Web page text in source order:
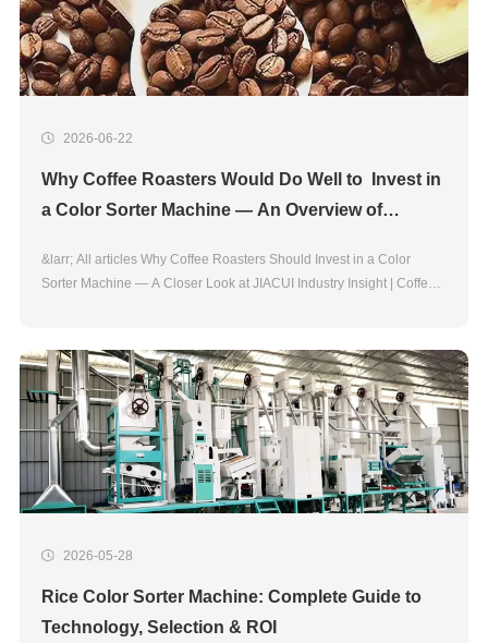
2026-06-22
Why Coffee Roasters Would Do Well to Invest in
a Color Sorter Machine — An Overview of
&larr; All articles Why Coffee Roasters Should Invest in a Color
Sorter Machine — A Closer Look at JIACUI Industry Insight | Coffee
2026-05-28
Rice Color Sorter Machine: Complete Guide to
Technology, Selection & ROI